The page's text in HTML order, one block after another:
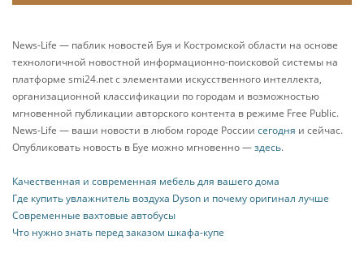
News-Life — паблик новостей Буя и Костромской области на основе
технологичной новостной информационно-поисковой системы на
платформе smi24.net с элементами искусственного интеллекта,
организационной классификации по городам и возможностью
мгновенной публикации авторского контента в режиме Free Public.
News-Life — ваши новости в любом городе России сегодня и сейчас.
Опубликовать новость в Буе можно мгновенно —здесь.
Качественная и современная мебель для вашего дома
Где купить увлажнитель воздуха Dyson и почему оригинал лучше
Современные вахтовые автобусы
Что нужно знать перед заказом шкафа-купе